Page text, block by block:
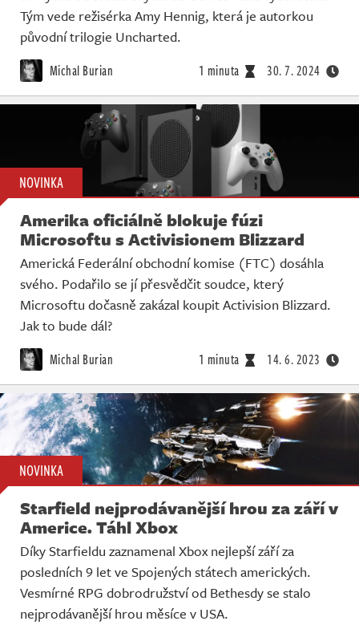
Tým vede režisérka Amy Hennig, která je autorkou
původní trilogie Uncharted.
Michal Burian 1 minuta 30. 7. 2024
NOVINKA
Amerika oficiálně blokuje fúzi
Microsoftu s Activisionem Blizzard
Americká Federální obchodní komise (FTC) dosáhla
svého. Podařilo se jí přesvědčit soudce, který
Microsoftu dočasně zakázal koupit Activision Blizzard.
Jak to bude dál?
Michal Burian 1 minuta 14. 6. 2023
NOVINKA
Starfield nejprodávanější hrou za září v
Americe. Táhl Xbox
Díky Starfieldu zaznamenal Xbox nejlepší září za
posledních 9 let ve Spojených státech amerických.
Vesmírné RPG dobrodružství od Bethesdy se stalo
nejprodávanější hrou měsíce v USA.